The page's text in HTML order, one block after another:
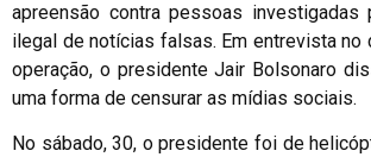
apreensão contra pessoas investigadas
ilegal de notícias falsas. Em entrevista no
operação, o presidente Jair Bolsonaro
uma forma de censurar as mídias sociais.
No sábado, 30, o presidente foi de